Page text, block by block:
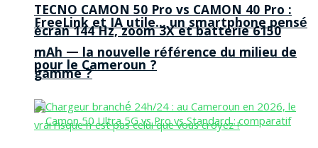
FreeLink et IA utile… un smartphone pensé
pour le Cameroun ?
TECNO CAMON 50 Pro vs CAMON 40 Pro :
écran 144 Hz, zoom 3X et batterie 6150
mAh — la nouvelle référence du milieu de
gamme ?